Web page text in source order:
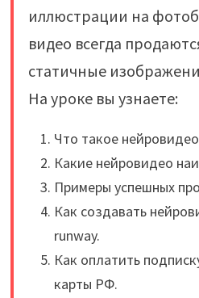
иллюстрации на
видео всегда
статичные
На уроке вы узнаете:
Что такое
Какие нейровидео
Примеры успешных
Как создавать
runway.
Как оплатить
карты РФ.